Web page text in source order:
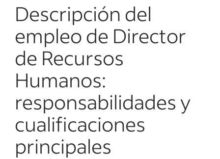
Descripción del
empleo de Director
de Recursos
Humanos:
responsabilidades y
cualificaciones
principales